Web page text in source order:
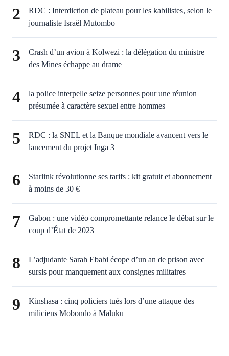
2
RDC : Interdiction de plateau pour les kabilistes, selon le
journaliste Israël Mutombo
3
Crash d’un avion à Kolwezi : la délégation du ministre
des Mines échappe au drame
4
la police interpelle seize personnes pour une réunion
présumée à caractère sexuel entre hommes
5
RDC : la SNEL et la Banque mondiale avancent vers le
lancement du projet Inga 3
6
Starlink révolutionne ses tarifs : kit gratuit et abonnement
à moins de 30 €
7
Gabon : une vidéo compromettante relance le débat sur le
coup d’État de 2023
8
L’adjudante Sarah Ebabi écope d’un an de prison avec
sursis pour manquement aux consignes militaires
9
Kinshasa : cinq policiers tués lors d’une attaque des
miliciens Mobondo à Maluku